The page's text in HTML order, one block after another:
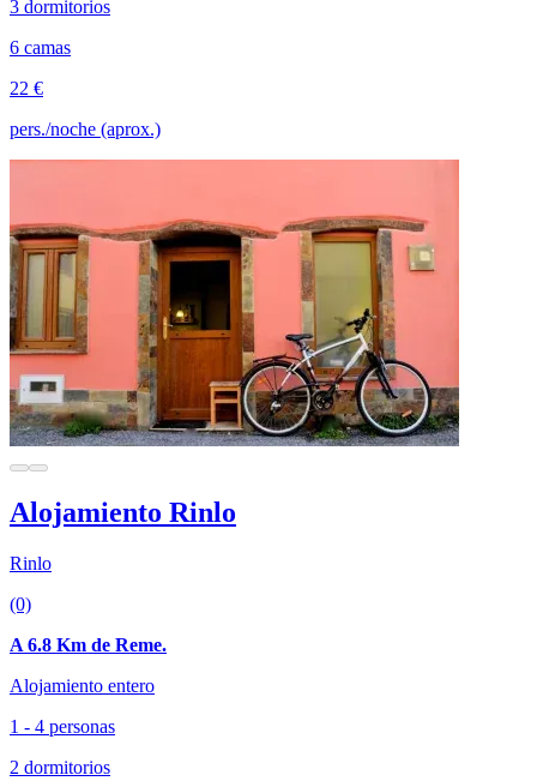
3 dormitorios
6 camas
22 €
pers./noche (aprox.)
Alojamiento Rinlo
Rinlo
(0)
A 6.8 Km de Reme.
Alojamiento entero
1 - 4 personas
2 dormitorios